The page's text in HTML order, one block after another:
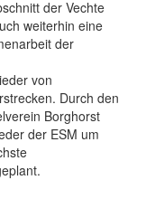
der Vechte
weiterhin eine
der
von
Durch den
Borghorst
der ESM um